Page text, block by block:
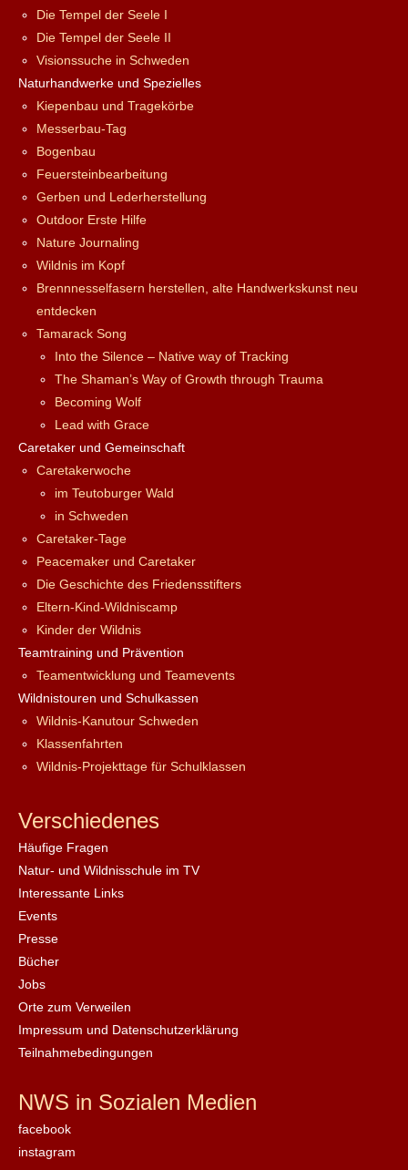
Die Tempel der Seele I
Die Tempel der Seele II
Visionssuche in Schweden
Naturhandwerke und Spezielles
Kiepenbau und Tragekörbe
Messerbau-Tag
Bogenbau
Feuersteinbearbeitung
Gerben und Lederherstellung
Outdoor Erste Hilfe
Nature Journaling
Wildnis im Kopf
Brennnesselfasern herstellen, alte Handwerkskunst neu
entdecken
Tamarack Song
Into the Silence – Native way of Tracking
The Shaman’s Way of Growth through Trauma
Becoming Wolf
Lead with Grace
Caretaker und Gemeinschaft
Caretakerwoche
im Teutoburger Wald
in Schweden
Caretaker-Tage
Peacemaker und Caretaker
Die Geschichte des Friedensstifters
Eltern-Kind-Wildniscamp
Kinder der Wildnis
Teamtraining und Prävention
Teamentwicklung und Teamevents
Wildnistouren und Schulkassen
Wildnis-Kanutour Schweden
Klassenfahrten
Wildnis-Projekttage für Schulklassen
Verschiedenes
Häufige Fragen
Natur- und Wildnisschule im TV
Interessante Links
Events
Presse
Bücher
Jobs
Orte zum Verweilen
Impressum und Datenschutzerklärung
Teilnahmebedingungen
NWS in Sozialen Medien
facebook
instagram